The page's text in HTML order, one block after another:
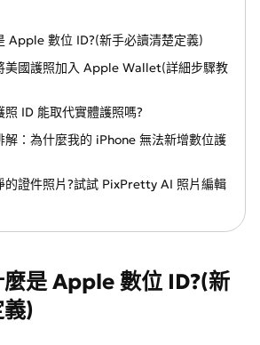
Apple 數位 ID?(新手必讀清楚定義)
美國護照加入 Apple Wallet(詳細步驟教
照 ID 能取代實體護照嗎?
解：為什麼我的 iPhone 無法新增數位護
的證件照片?試試 PixPretty AI 照片編輯
是 Apple 數位 ID?(新
)